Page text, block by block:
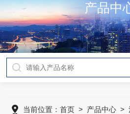
产品中
当前位置：首页 > 产品中心 >